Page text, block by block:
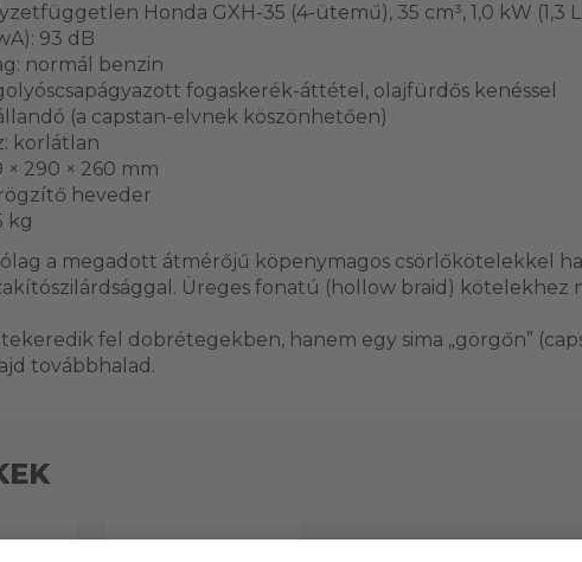
Honda GXH-35 (4-ütemű), 35 cm³, 1,0 kW (1,3
93 dB
normál benzin
fogaskerék-áttétel, olajfürdős kenéssel
(a capstan-elvnek köszönhetően)
korlátlan
× 290 × 260 mm
heveder
kg
a megadott átmérőjű köpenymagos csörlőkötelekkel
Üreges fonatú (hollow braid) kötelekhez
fel dobrétegekben, hanem egy sima „görgőn”
továbbhalad.